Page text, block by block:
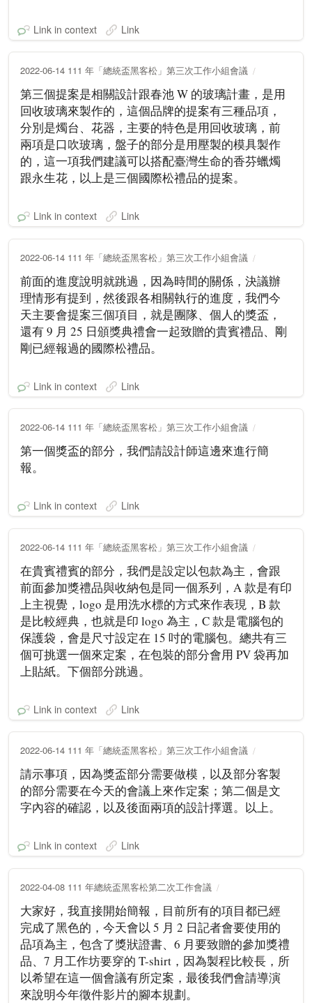
Link in context Link
2022-06-14 111 年「總統盃黑客松」第三次工作小組會議
第三個提案是相關設計跟春池 W 的玻璃計畫，是用
回收玻璃來製作的，這個品牌的提案有三種品項，
分別是燭台、花器，主要的特色是用回收玻璃，前
兩項是口吹玻璃，盤子的部分是用壓製的模具製作
的，這一項我們建議可以搭配臺灣生命的香芬蠟燭
跟永生花，以上是三個國際松禮品的提案。
Link in context Link
2022-06-14 111 年「總統盃黑客松」第三次工作小組會議
前面的進度說明就跳過，因為時間的關係，決議辦
理情形有提到，然後跟各相關執行的進度，我們今
天主要會提案三個項目，就是團隊、個人的獎盃，
還有 9 月 25 日頒獎典禮會一起致贈的貴賓禮品、剛
剛已經報過的國際松禮品。
Link in context Link
2022-06-14 111 年「總統盃黑客松」第三次工作小組會議
第一個獎盃的部分，我們請設計師這邊來進行簡
報。
Link in context Link
2022-06-14 111 年「總統盃黑客松」第三次工作小組會議
在貴賓禮賓的部分，我們是設定以包款為主，會跟
前面參加獎禮品與收納包是同一個系列，A 款是有印
上主視覺，logo 是用洗水標的方式來作表現，B 款
是比較經典，也就是印 logo 為主，C 款是電腦包的
保護袋，會是尺寸設定在 15 吋的電腦包。總共有三
個可挑選一個來定案，在包裝的部分會用 PV 袋再加
上貼紙。下個部分跳過。
Link in context Link
2022-06-14 111 年「總統盃黑客松」第三次工作小組會議
請示事項，因為獎盃部分需要做模，以及部分客製
的部分需要在今天的會議上來作定案；第二個是文
字內容的確認，以及後面兩項的設計擇選。以上。
Link in context Link
2022-04-08 111 年總統盃黑客松第二次工作會議
大家好，我直接開始簡報，目前所有的項目都已經
完成了黑色的，今天會以 5 月 2 日記者會要使用的
品項為主，包含了獎狀證書、6 月要致贈的參加獎禮
品、7 月工作坊要穿的 T-shirt，因為製程比較長，所
以希望在這一個會議有所定案，最後我們會請導演
來說明今年徵件影片的腳本規劃。